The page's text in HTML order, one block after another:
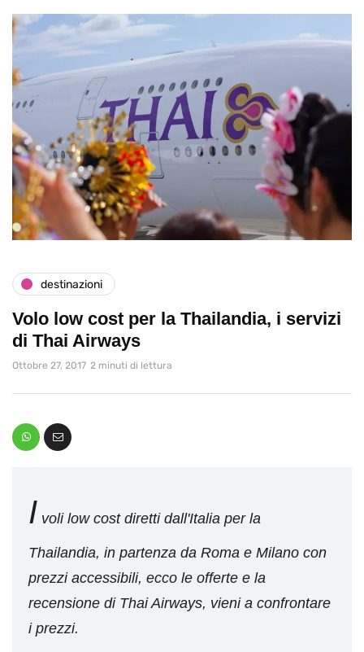
destinazioni
Volo low cost per la Thailandia, i servizi
di Thai Airways
Ottobre 27, 2017 2 minuti di lettura
I voli low cost diretti dall'Italia per la
Thailandia, in partenza da Roma e Milano con
prezzi accessibili, ecco le offerte e la
recensione di Thai Airways, vieni a confrontare
i prezzi.